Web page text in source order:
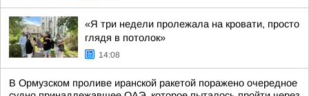
«Я три недели пролежала на кровати, просто
глядя в потолок»
14:08
В Ормузском проливе иранской ракетой поражено очередное